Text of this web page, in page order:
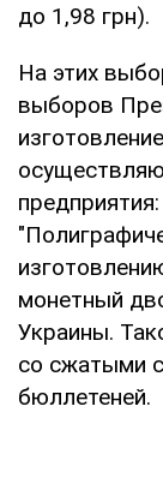
до 1,98 грн).
На этих
выборов
монетный
Украины.
со сжатыми
бюллетеней.